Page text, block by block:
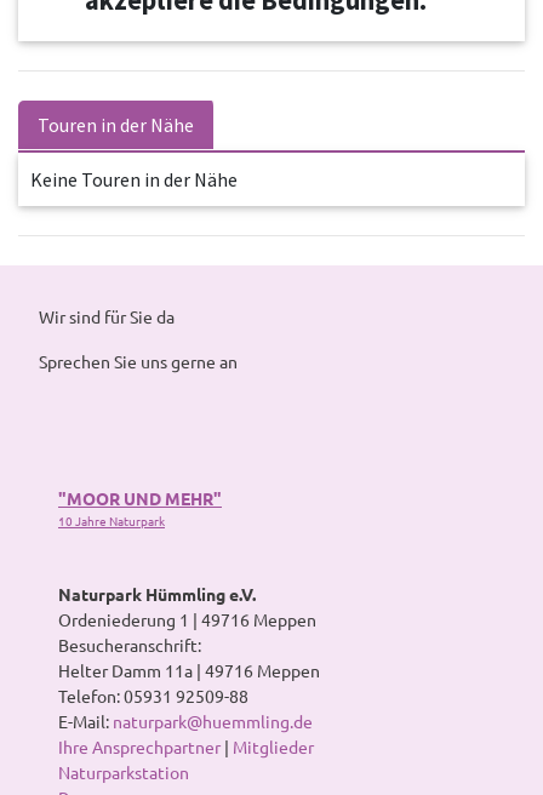
Touren in der Nähe
Keine Touren in der Nähe
Wir sind für Sie da
Sprechen Sie uns gerne an
"MOOR UND MEHR"
10 Jahre Naturpark
Naturpark Hümmling e.V.
Ordeniederung 1 | 49716 Meppen
Besucheranschrift:
Helter Damm 11a | 49716 Meppen
Telefon: 05931 92509-88
E-Mail: naturpark@huemmling.de
Ihre Ansprechpartner | Mitglieder
Naturparkstation